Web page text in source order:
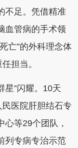
不足。凭借精准
血管病的手术领
亡”的外科理念体
担当。
”闪耀。10天
民医院肝胆结石专
等29个团队，
列专病专治示范